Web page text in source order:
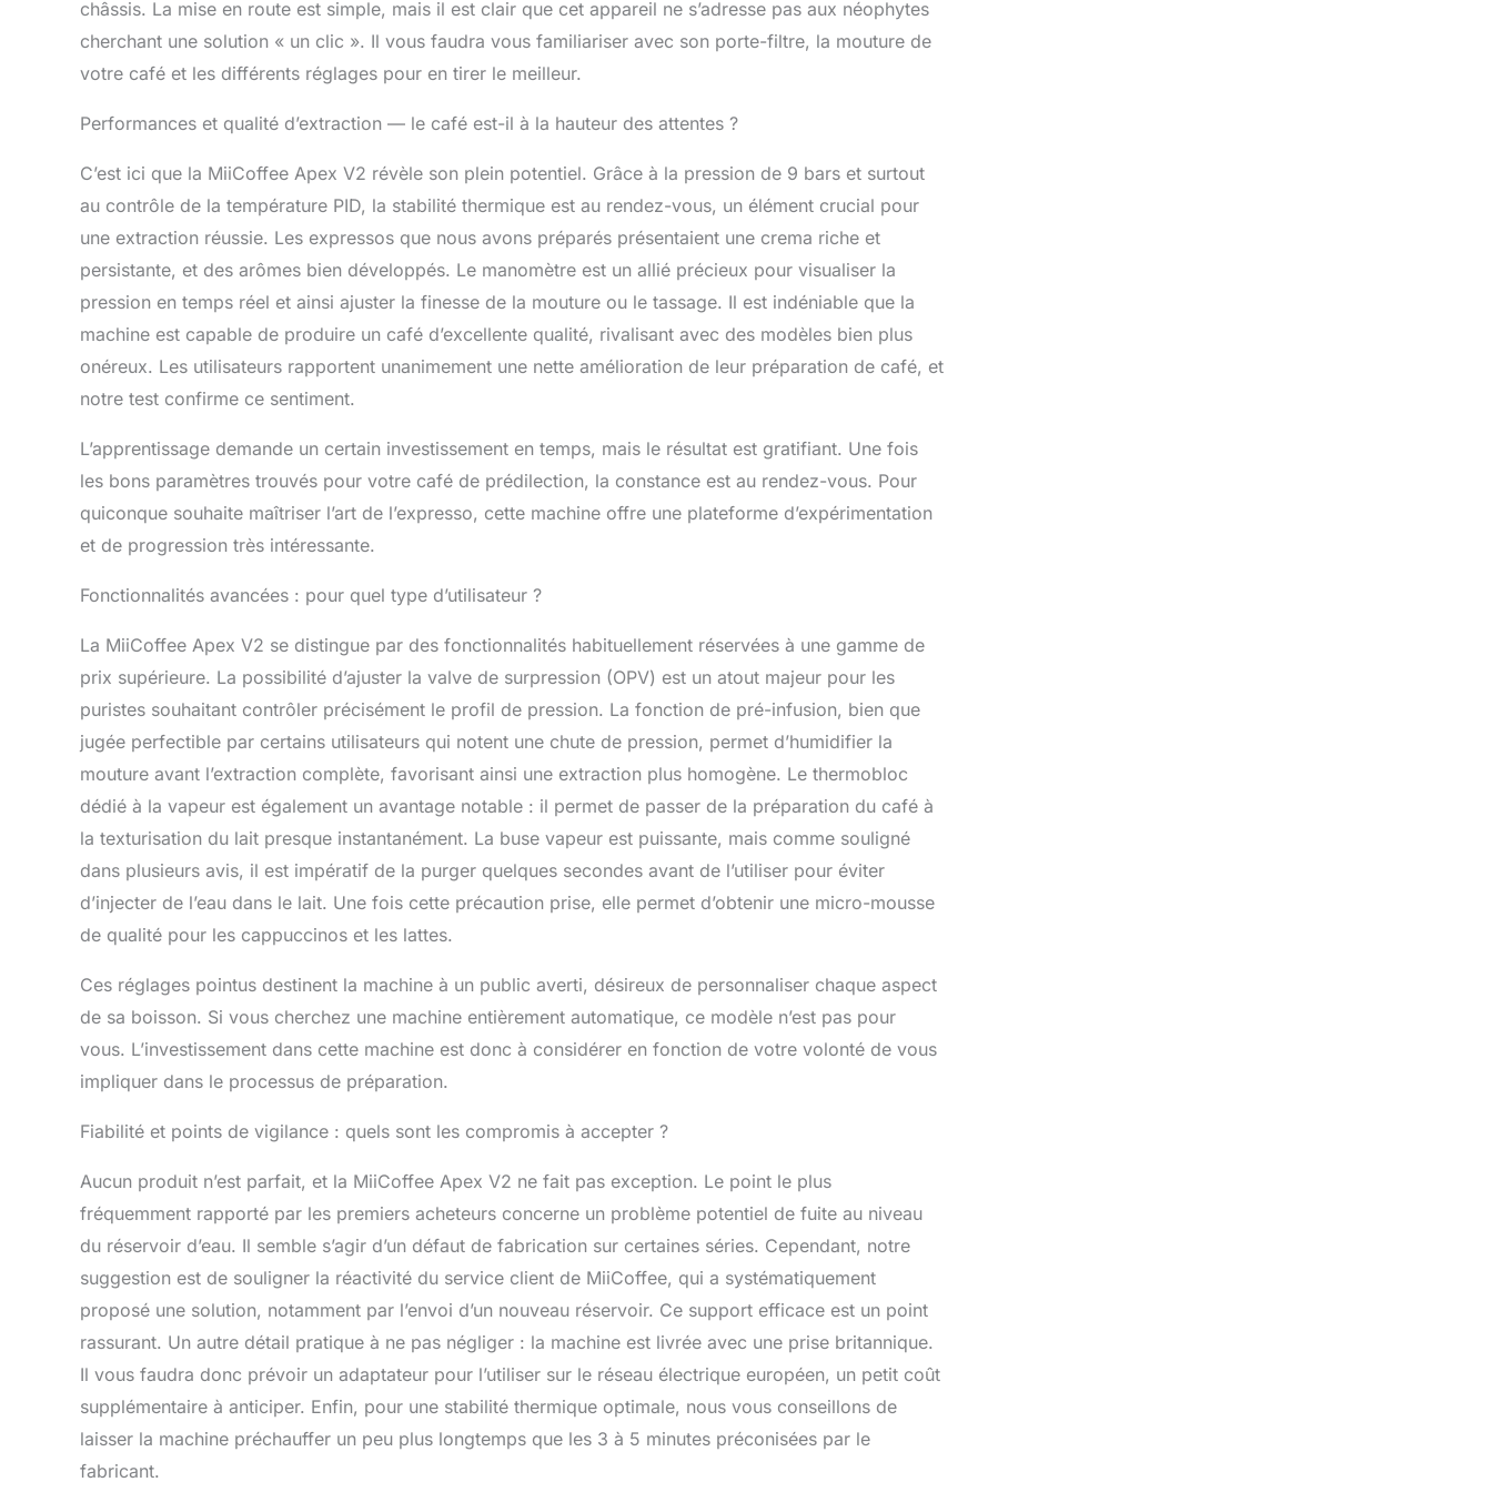
inoxydable de 58 mm de qualité commerciale. Pointe de tige de
vapeur à un trou : la pointe de la tige de vapeur à un trou
améliore considérablement les performances de vapeur. Plus
amovible de 1,7 l, une tige de vapeur commerciale, un bac
d'égouttement amovible et une plaque chauffante supérieure.
an aux États-Unis. UU
châssis. La mise en route est simple, mais il est clair que cet appareil ne s’adresse pas aux néophytes
cherchant une solution « un clic ». Il vous faudra vous familiariser avec son porte-filtre, la mouture de
votre café et les différents réglages pour en tirer le meilleur.
Performances et qualité d’extraction — le café est-il à la hauteur des attentes ?
C’est ici que la MiiCoffee Apex V2 révèle son plein potentiel. Grâce à la pression de 9 bars et surtout
au contrôle de la température PID, la stabilité thermique est au rendez-vous, un élément crucial pour
une extraction réussie. Les expressos que nous avons préparés présentaient une crema riche et
persistante, et des arômes bien développés. Le manomètre est un allié précieux pour visualiser la
pression en temps réel et ainsi ajuster la finesse de la mouture ou le tassage. Il est indéniable que la
machine est capable de produire un café d’excellente qualité, rivalisant avec des modèles bien plus
onéreux. Les utilisateurs rapportent unanimement une nette amélioration de leur préparation de café, et
notre test confirme ce sentiment.
L’apprentissage demande un certain investissement en temps, mais le résultat est gratifiant. Une fois
les bons paramètres trouvés pour votre café de prédilection, la constance est au rendez-vous. Pour
quiconque souhaite maîtriser l’art de l’expresso, cette machine offre une plateforme d’expérimentation
et de progression très intéressante.
Fonctionnalités avancées : pour quel type d’utilisateur ?
La MiiCoffee Apex V2 se distingue par des fonctionnalités habituellement réservées à une gamme de
prix supérieure. La possibilité d’ajuster la valve de surpression (OPV) est un atout majeur pour les
puristes souhaitant contrôler précisément le profil de pression. La fonction de pré-infusion, bien que
jugée perfectible par certains utilisateurs qui notent une chute de pression, permet d’humidifier la
mouture avant l’extraction complète, favorisant ainsi une extraction plus homogène. Le thermobloc
dédié à la vapeur est également un avantage notable : il permet de passer de la préparation du café à
la texturisation du lait presque instantanément. La buse vapeur est puissante, mais comme souligné
dans plusieurs avis, il est impératif de la purger quelques secondes avant de l’utiliser pour éviter
d’injecter de l’eau dans le lait. Une fois cette précaution prise, elle permet d’obtenir une micro-mousse
de qualité pour les cappuccinos et les lattes.
Ces réglages pointus destinent la machine à un public averti, désireux de personnaliser chaque aspect
de sa boisson. Si vous cherchez une machine entièrement automatique, ce modèle n’est pas pour
vous. L’investissement dans cette machine est donc à considérer en fonction de votre volonté de vous
impliquer dans le processus de préparation.
Fiabilité et points de vigilance : quels sont les compromis à accepter ?
Aucun produit n’est parfait, et la MiiCoffee Apex V2 ne fait pas exception. Le point le plus
fréquemment rapporté par les premiers acheteurs concerne un problème potentiel de fuite au niveau
du réservoir d’eau. Il semble s’agir d’un défaut de fabrication sur certaines séries. Cependant, notre
suggestion est de souligner la réactivité du service client de MiiCoffee, qui a systématiquement
proposé une solution, notamment par l’envoi d’un nouveau réservoir. Ce support efficace est un point
rassurant. Un autre détail pratique à ne pas négliger : la machine est livrée avec une prise britannique.
Il vous faudra donc prévoir un adaptateur pour l’utiliser sur le réseau électrique européen, un petit coût
supplémentaire à anticiper. Enfin, pour une stabilité thermique optimale, nous vous conseillons de
laisser la machine préchauffer un peu plus longtemps que les 3 à 5 minutes préconisées par le
fabricant.